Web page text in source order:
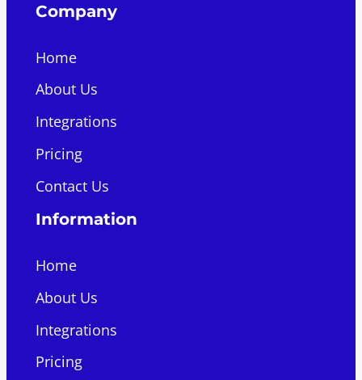
Company
Home
About Us
Integrations
Pricing
Contact Us
Information
Home
About Us
Integrations
Pricing